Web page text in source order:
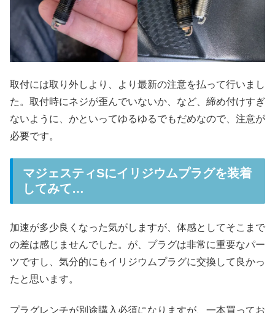
取付には取り外しより、より最新の注意を払って行いまし
た。取付時にネジが歪んでいないか、など、締め付けすぎ
ないように、かといってゆるゆるでもだめなので、注意が
必要です。
マジェスティSにイリジウムプラグを装着
してみて…
加速が多少良くなった気がしますが、体感としてそこまで
の差は感じませんでした。が、プラグは非常に重要なパー
ツですし、気分的にもイリジウムプラグに交換して良かっ
たと思います。
プラグレンチが別途購入必須になりますが、一本買ってお